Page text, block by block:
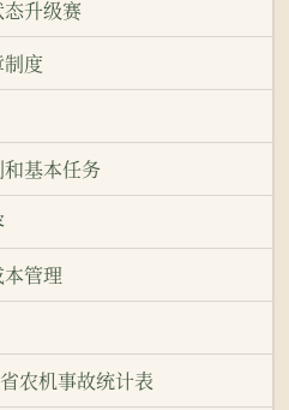
升级赛
度
基本任务
管理
农机事故统计表